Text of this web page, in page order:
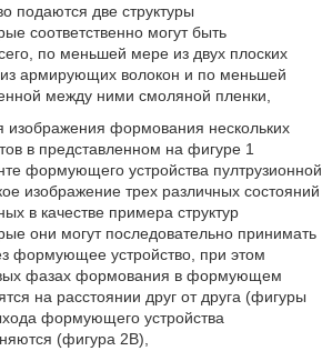
подаются две структуры
соответственно могут быть
по меньшей мере из двух плоских
армирующих волокон и по меньшей
между ними смоляной пленки,
формования нескольких
в представленном на фигуре 1
формующего устройства пултрузионной
изображение трех различных состояний
в качестве примера структур
они могут последовательно принимать
формующее устройство, при этом
фазах формования в формующем
на расстоянии друг от друга (фигуры
формующего устройства
(фигура 2В),